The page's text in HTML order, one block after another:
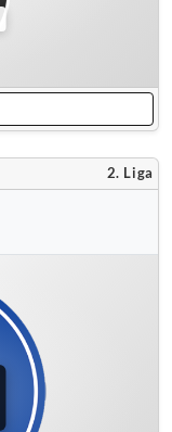
2. Liga